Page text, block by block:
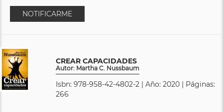
NOTIFICARME
CREAR CAPACIDADES
Autor: Martha C. Nussbaum
Isbn: 978-958-42-4802-2 | Año: 2020 | Páginas:
266